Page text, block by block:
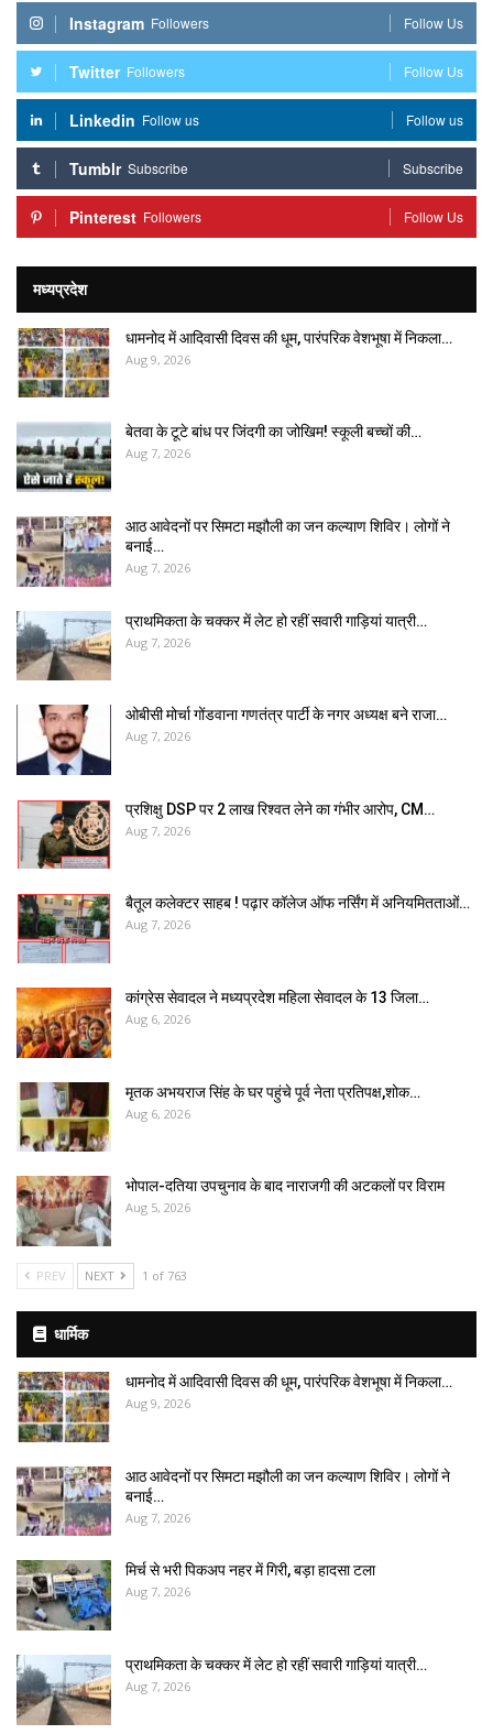
Instagram Followers Follow Us
Twitter Followers Follow Us
Linkedin Follow us Follow us
Tumblr Subscribe Subscribe
Pinterest Followers Follow Us
मध्यप्रदेश
धामनोद में आदिवासी दिवस की धूम, पारंपरिक वेशभूषा में निकला…
Aug 9, 2026
बेतवा के टूटे बांध पर जिंदगी का जोखिम! स्कूली बच्चों की…
Aug 7, 2026
आठ आवेदनों पर सिमटा मझौली का जन कल्याण शिविर। लोगों ने
बनाई…
Aug 7, 2026
प्राथमिकता के चक्कर में लेट हो रहीं सवारी गाड़ियां यात्री…
Aug 7, 2026
ओबीसी मोर्चा गोंडवाना गणतंत्र पार्टी के नगर अध्यक्ष बने राजा…
Aug 7, 2026
प्रशिक्षु DSP पर ₹2 लाख रिश्वत लेने का गंभीर आरोप, CM…
Aug 7, 2026
बैतूल कलेक्टर साहब ! पढ़ार कॉलेज ऑफ नर्सिंग में अनियमितताओं…
Aug 7, 2026
कांग्रेस सेवादल ने मध्यप्रदेश महिला सेवादल के 13 जिला…
Aug 6, 2026
मृतक अभयराज सिंह के घर पहुंचे पूर्व नेता प्रतिपक्ष,शोक…
Aug 6, 2026
भोपाल-दतिया उपचुनाव के बाद नाराजगी की अटकलों पर विराम
Aug 5, 2026
PREV NEXT 1 of 763
धार्मिक
धामनोद में आदिवासी दिवस की धूम, पारंपरिक वेशभूषा में निकला…
Aug 9, 2026
आठ आवेदनों पर सिमटा मझौली का जन कल्याण शिविर। लोगों ने
बनाई…
Aug 7, 2026
मिर्च से भरी पिकअप नहर में गिरी, बड़ा हादसा टला
Aug 7, 2026
प्राथमिकता के चक्कर में लेट हो रहीं सवारी गाड़ियां यात्री…
Aug 7, 2026